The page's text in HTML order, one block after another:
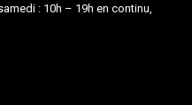
: 10h – 19h en continu,